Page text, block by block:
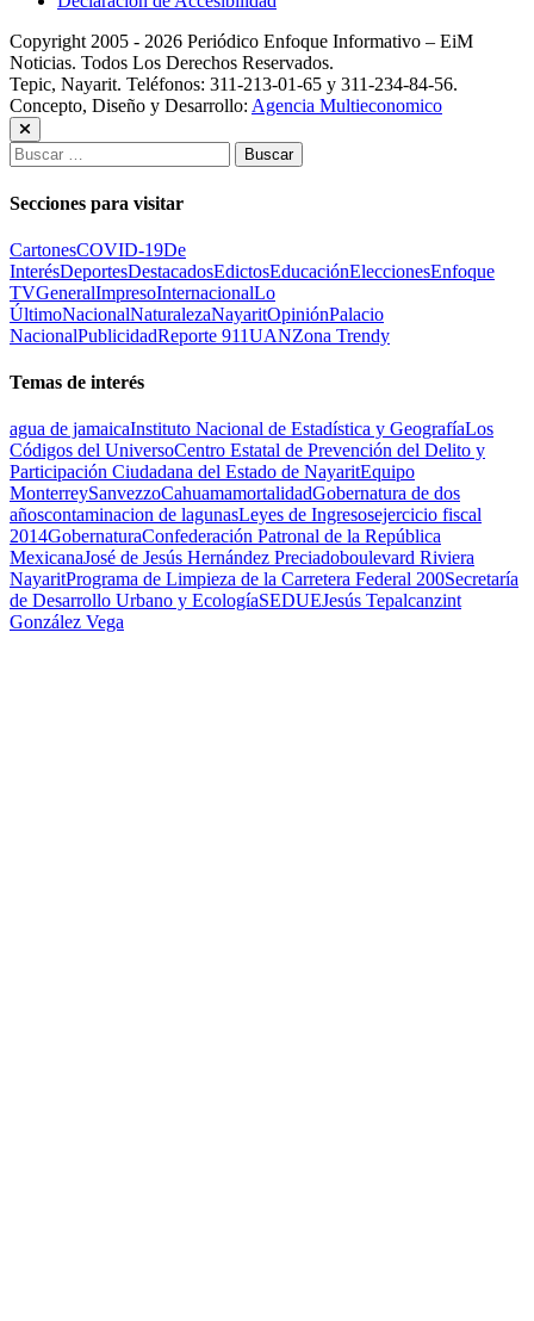
Copyright 2005 - 2026 Periódico Enfoque Informativo – EiM
Noticias. Todos Los Derechos Reservados.
Tepic, Nayarit. Teléfonos: 311-213-01-65 y 311-234-84-56.
Concepto, Diseño y Desarrollo: Agencia Multieconomico
Buscar:
Secciones para visitar
CartonesCOVID-19De
InterésDeportesDestacadosEdictosEducaciónEleccionesEnfoque
TVGeneralImpresoInternacionalLo
ÚltimoNacionalNaturalezaNayaritOpiniónPalacio
NacionalPublicidadReporte 911UANZona Trendy
Temas de interés
agua de jamaicaInstituto Nacional de Estadística y GeografíaLos
Códigos del UniversoCentro Estatal de Prevención del Delito y
Participación Ciudadana del Estado de NayaritEquipo
MonterreySanvezzoCahuamamortalidadGobernatura de dos
añoscontaminacion de lagunasLeyes de Ingresosejercicio fiscal
2014GobernaturaConfederación Patronal de la República
MexicanaJosé de Jesús Hernández Preciadoboulevard Riviera
NayaritPrograma de Limpieza de la Carretera Federal 200Secretaría
de Desarrollo Urbano y EcologíaSEDUEJesús Tepalcanzint
González Vega